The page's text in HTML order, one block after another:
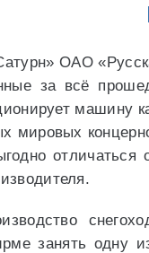
ОАО
за всё
машину
занять одну